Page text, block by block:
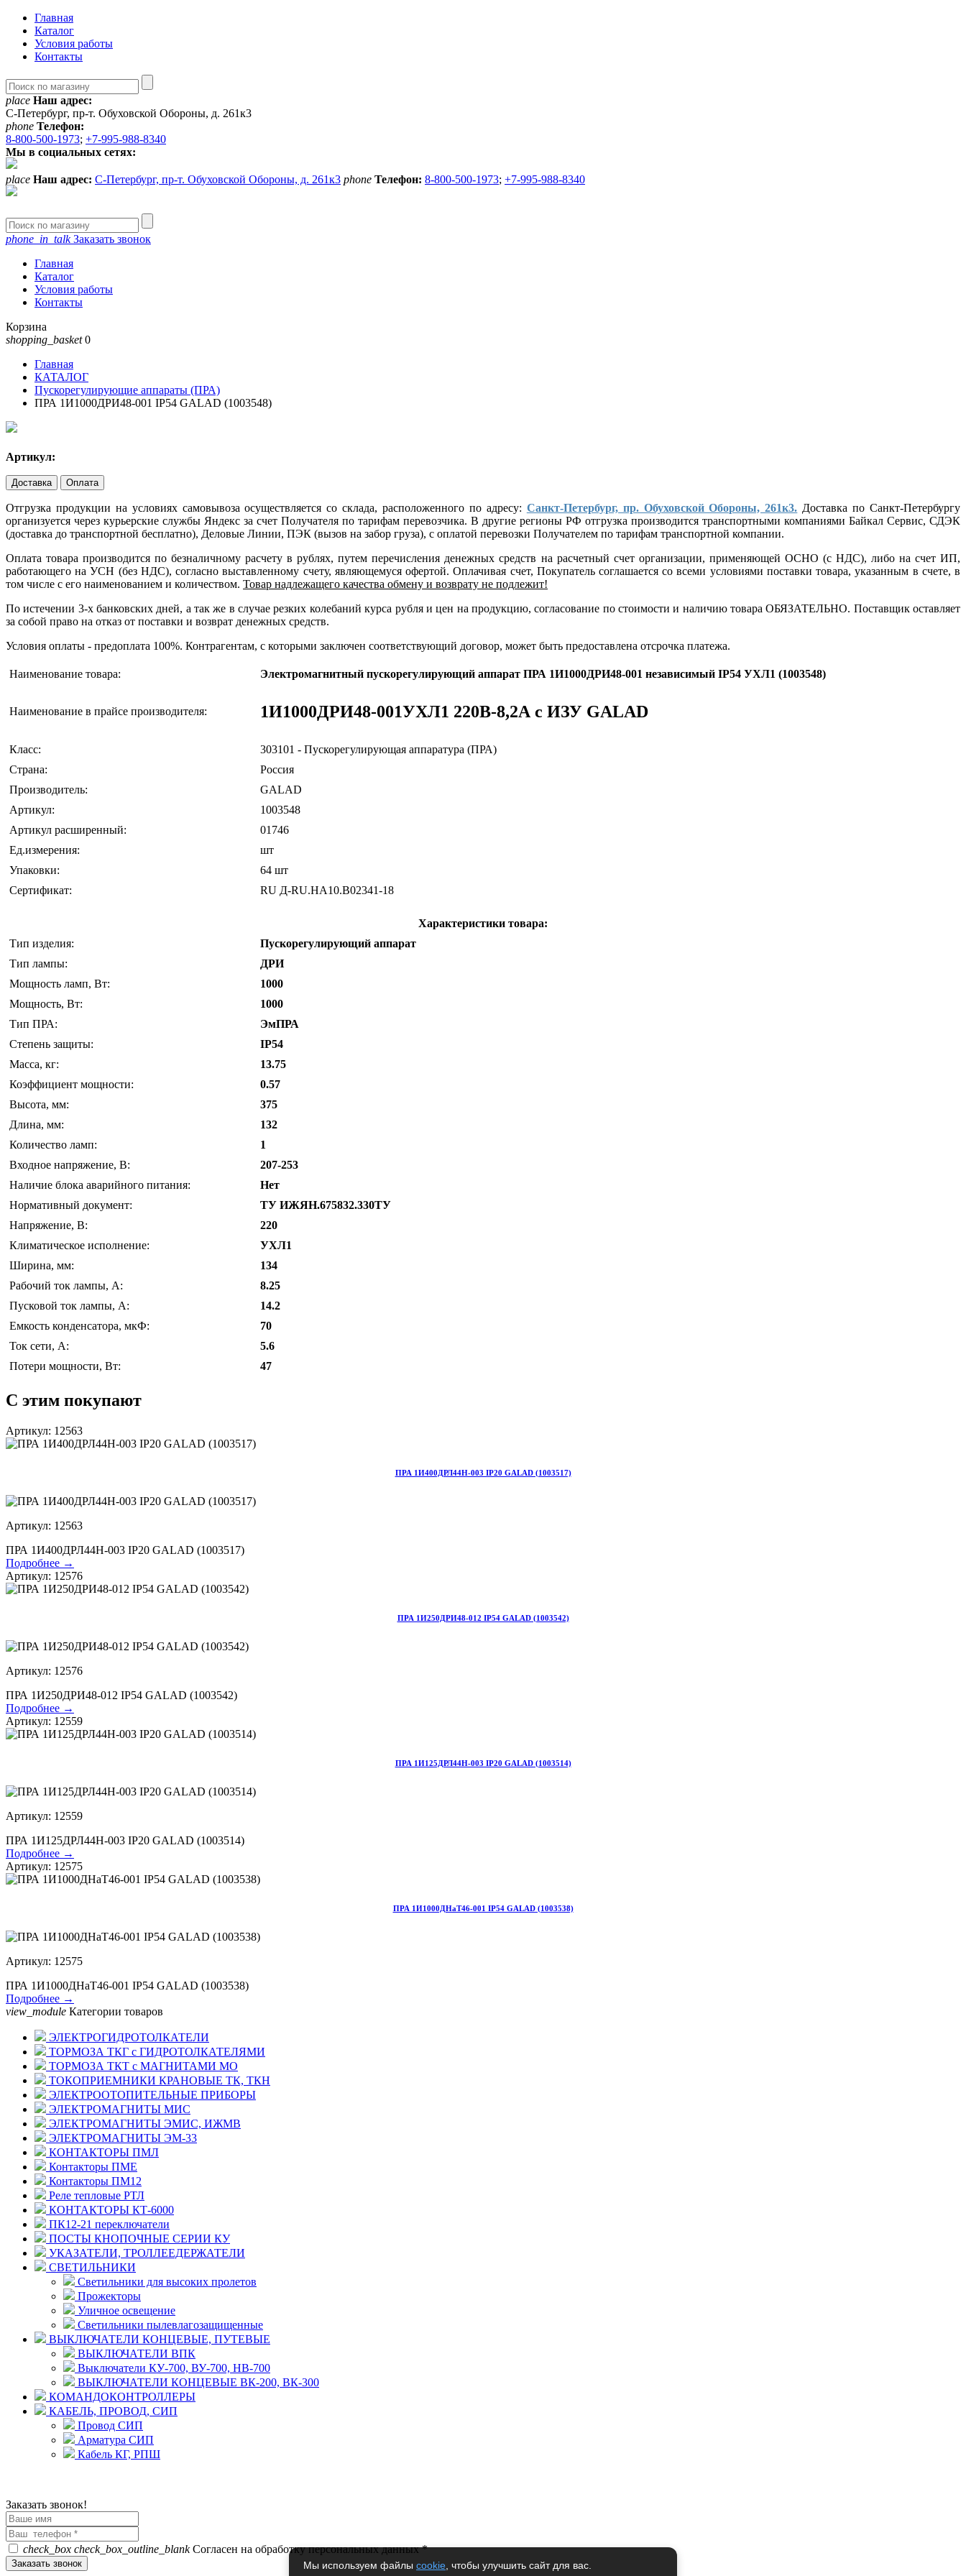
Главная
Каталог
Условия работы
Контакты
place Наш адрес:
С-Петербург, пр-т. Обуховской Обороны, д. 261к3
phone Телефон:
8-800-500-1973; +7-995-988-8340
Мы в социальных сетях:
place Наш адрес: С-Петербург, пр-т. Обуховской Обороны, д. 261к3 phone Телефон: 8-800-500-1973; +7-995-988-8340
phone_in_talkЗаказать звонок
Главная
Каталог
Условия работы
Контакты
Корзина
shopping_basket 0
Главная
КАТАЛОГ
Пускорегулирующие аппараты (ПРА)
ПРА 1И1000ДРИ48-001 IP54 GALAD (1003548)
Артикул:
Доставка Оплата
Отгрузка продукции на условиях самовывоза осуществляется со склада, расположенного по адресу: Санкт-Петербург, пр. Обуховской Обороны, 261к3. Доставка по Санкт-Петербургу
организуется через курьерские службы Яндекс за счет Получателя по тарифам перевозчика. В другие регионы РФ отгрузка производится транспортными компаниями Байкал Сервис, СДЭК
(доставка до транспортной бесплатно), Деловые Линии, ПЭК (вызов на забор груза), с оплатой перевозки Получателем по тарифам транспортной компании.
Оплата товара производится по безналичному расчету в рублях, путем перечисления денежных средств на расчетный счет организации, применяющей ОСНО (с НДС), либо на счет ИП,
работающего на УСН (без НДС), согласно выставленному счету, являющемуся офертой. Оплачивая счет, Покупатель соглашается со всеми условиями поставки товара, указанным в счете, в
том числе с его наименованием и количеством. Товар надлежащего качества обмену и возврату не подлежит!
По истечении 3-х банковских дней, а так же в случае резких колебаний курса рубля и цен на продукцию, согласование по стоимости и наличию товара ОБЯЗАТЕЛЬНО. Поставщик оставляет
за собой право на отказ от поставки и возврат денежных средств.
Условия оплаты - предоплата 100%. Контрагентам, с которыми заключен соответствующий договор, может быть предоставлена отсрочка платежа.
Наименование товара: Электромагнитный пускорегулирующий аппарат ПРА 1И1000ДРИ48-001 независимый IP54 УХЛ1 (1003548)
Наименование в прайсе производителя: 1И1000ДРИ48-001УХЛ1 220В-8,2А с ИЗУ GALAD
Класс:
303101 - Пускорегулирующая аппаратура (ПРА)
Страна:
Россия
Производитель:
GALAD
Артикул:
1003548
Артикул расширенный:
01746
Ед.измерения:
шт
Упаковки:
64 шт
Сертификат:
RU Д-RU.НА10.B02341-18
Характеристики товара:
Тип изделия:
Пускорегулирующий аппарат
Тип лампы:
ДРИ
Мощность ламп, Вт:
1000
Мощность, Вт:
1000
Тип ПРА:
ЭмПРА
Степень защиты:
IP54
Масса, кг:
13.75
Коэффициент мощности:
0.57
Высота, мм:
375
Длина, мм:
132
Количество ламп:
1
Входное напряжение, В:
207-253
Наличие блока аварийного питания:
Нет
Нормативный документ:
ТУ ИЖЯН.675832.330ТУ
Напряжение, В:
220
Климатическое исполнение:
УХЛ1
Ширина, мм:
134
Рабочий ток лампы, А:
8.25
Пусковой ток лампы, А:
14.2
Емкость конденсатора, мкФ:
70
Ток сети, А:
5.6
Потери мощности, Вт:
47
С этим покупают
Артикул: 12563
ПРА 1И400ДРЛ44Н-003 IP20 GALAD (1003517)
Артикул: 12563
ПРА 1И400ДРЛ44Н-003 IP20 GALAD (1003517)
Подробнее →
Артикул: 12576
ПРА 1И250ДРИ48-012 IP54 GALAD (1003542)
Артикул: 12576
ПРА 1И250ДРИ48-012 IP54 GALAD (1003542)
Подробнее →
Артикул: 12559
ПРА 1И125ДРЛ44Н-003 IP20 GALAD (1003514)
Артикул: 12559
ПРА 1И125ДРЛ44Н-003 IP20 GALAD (1003514)
Подробнее →
Артикул: 12575
ПРА 1И1000ДНаТ46-001 IP54 GALAD (1003538)
Артикул: 12575
ПРА 1И1000ДНаТ46-001 IP54 GALAD (1003538)
Подробнее →
view_module Категории товаров
ЭЛЕКТРОГИДРОТОЛКАТЕЛИ
ТОРМОЗА ТКГ с ГИДРОТОЛКАТЕЛЯМИ
ТОРМОЗА ТКТ с МАГНИТАМИ МО
ТОКОПРИЕМНИКИ КРАНОВЫЕ ТК, ТКН
ЭЛЕКТРООТОПИТЕЛЬНЫЕ ПРИБОРЫ
ЭЛЕКТРОМАГНИТЫ МИС
ЭЛЕКТРОМАГНИТЫ ЭМИС, ИЖМВ
ЭЛЕКТРОМАГНИТЫ ЭМ-33
КОНТАКТОРЫ ПМЛ
Контакторы ПМЕ
Контакторы ПМ12
Реле тепловые РТЛ
КОНТАКТОРЫ КТ-6000
ПК12-21 переключатели
ПОСТЫ КНОПОЧНЫЕ СЕРИИ КУ
УКАЗАТЕЛИ, ТРОЛЛЕЕДЕРЖАТЕЛИ
СВЕТИЛЬНИКИ
Светильники для высоких пролетов
Прожекторы
Уличное освещение
Светильники пылевлагозащищенные
ВЫКЛЮЧАТЕЛИ КОНЦЕВЫЕ, ПУТЕВЫЕ
ВЫКЛЮЧАТЕЛИ ВПК
Выключатели КУ-700, ВУ-700, НВ-700
ВЫКЛЮЧАТЕЛИ КОНЦЕВЫЕ ВК-200, ВК-300
КОМАНДОКОНТРОЛЛЕРЫ
КАБЕЛЬ, ПРОВОД, СИП
Провод СИП
Арматура СИП
Кабель КГ, РПШ
Мы используем файлы cookie , чтобы улучшить сайт для вас.
Заказать звонок!
check_box check_box_outline_blankСогласен на обработку персональных данных *